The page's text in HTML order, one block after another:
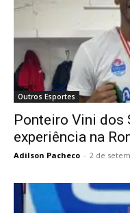
Outros Esportes
Ponteiro Vini dos
experiência na
Adilson Pacheco - 2 de